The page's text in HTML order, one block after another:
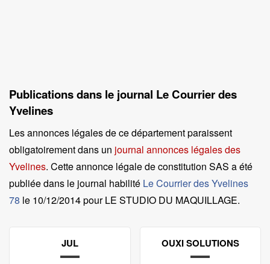
Publications dans le journal Le Courrier des
Yvelines
Les annonces légales de ce département paraissent
obligatoirement dans un journal annonces légales des
Yvelines. Cette annonce légale de constitution SAS a été
publiée dans le journal habilité Le Courrier des Yvelines
78 le 10/12/2014 pour LE STUDIO DU MAQUILLAGE.
JUL OUXI SOLUTIONS